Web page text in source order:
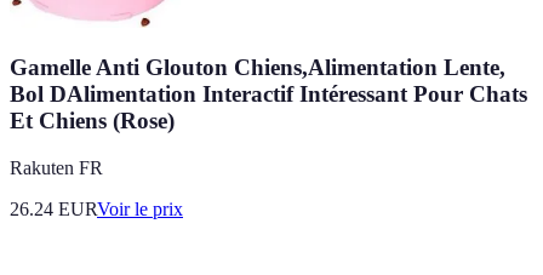
Gamelle Anti Glouton Chiens,Alimentation Lente,
Bol DAlimentation Interactif Intéressant Pour Chats
Et Chiens (Rose)
Rakuten FR
26.24 EURVoir le prix